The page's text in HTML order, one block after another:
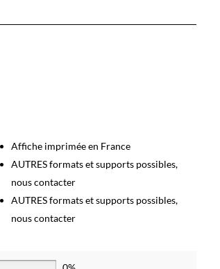
Affiche imprimée en France
AUTRES formats et supports possibles,
nous contacter
AUTRES formats et supports possibles,
nous contacter